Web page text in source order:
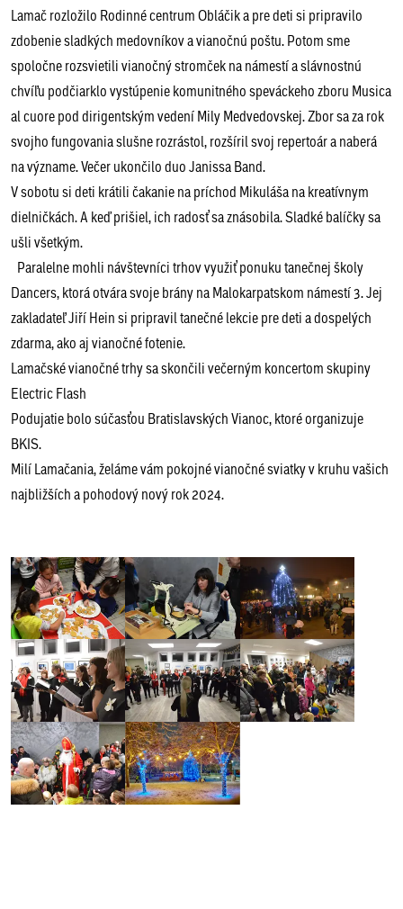
Lamač rozložilo Rodinné centrum Obláčik a pre deti si pripravilo
zdobenie sladkých medovníkov a vianočnú poštu. Potom sme
spoločne rozsvietili vianočný stromček na námestí a slávnostnú
chvíľu podčiarklo vystúpenie komunitného speváckeho zboru Musica
al cuore pod dirigentským vedení Mily Medvedovskej. Zbor sa za rok
svojho fungovania slušne rozrástol, rozšíril svoj repertoár a naberá
na význame. Večer ukončilo duo Janissa Band.
V sobotu si deti krátili čakanie na príchod Mikuláša na kreatívnym
dielničkách. A keď prišiel, ich radosť sa znásobila. Sladké balíčky sa
ušli všetkým.
Paralelne mohli návštevníci trhov využiť ponuku tanečnej školy
Dancers, ktorá otvára svoje brány na Malokarpatskom námestí 3. Jej
zakladateľ Jiří Hein si pripravil tanečné lekcie pre deti a dospelých
zdarma, ako aj vianočné fotenie.
Lamačské vianočné trhy sa skončili večerným koncertom skupiny
Electric Flash
Podujatie bolo súčasťou Bratislavských Vianoc, ktoré organizuje
BKIS.
Milí Lamačania, želáme vám pokojné vianočné sviatky v kruhu vašich
najbližších a pohodový nový rok 2024.